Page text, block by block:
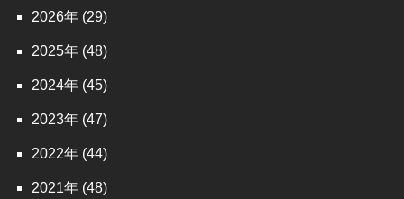
2026 (29)
2025 (48)
2024 (45)
2023 (47)
2022 (44)
2021 (48)